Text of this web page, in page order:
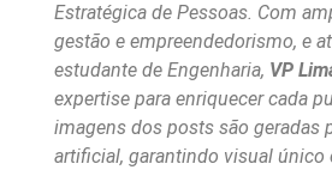
Estratégica de Pessoas. Com
gestão e empreendedorismo, e
estudante de Engenharia, VP
expertise para enriquecer cada
imagens dos posts são geradas
artificial, garantindo visual único